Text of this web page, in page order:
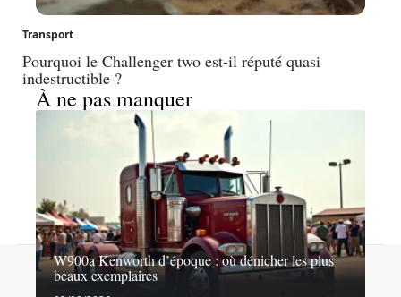
Transport
Pourquoi le Challenger two est-il réputé quasi
indestructible ?
À ne pas manquer
W900a Kenworth d’époque : où dénicher les plus
beaux exemplaires
Contact Mentions légales Sitemap